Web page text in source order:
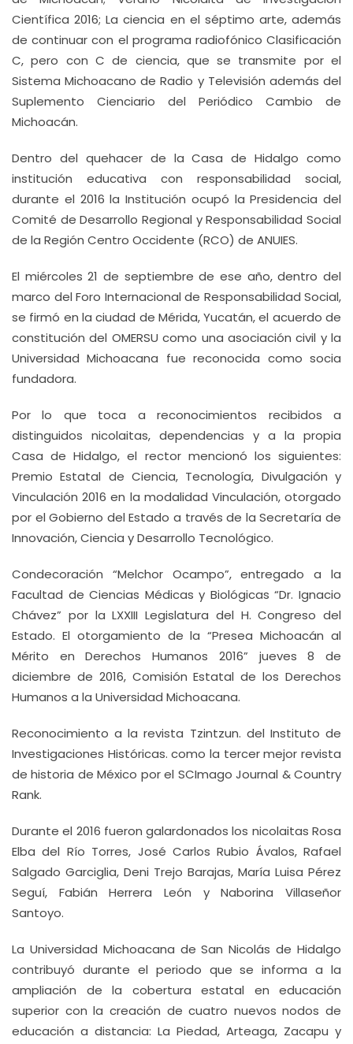
Científica 2016; La ciencia en el séptimo arte, además
de continuar con el programa radiofónico Clasificación
C, pero con C de ciencia, que se transmite por el
Sistema Michoacano de Radio y Televisión además del
Suplemento Cienciario del Periódico Cambio de
Michoacán.
Dentro del quehacer de la Casa de Hidalgo como
institución educativa con responsabilidad social,
durante el 2016 la Institución ocupó la Presidencia del
Comité de Desarrollo Regional y Responsabilidad Social
de la Región Centro Occidente (RCO) de ANUIES.
El miércoles 21 de septiembre de ese año, dentro del
marco del Foro Internacional de Responsabilidad Social,
se firmó en la ciudad de Mérida, Yucatán, el acuerdo de
constitución del OMERSU como una asociación civil y la
Universidad Michoacana fue reconocida como socia
fundadora.
Por lo que toca a reconocimientos recibidos a
distinguidos nicolaitas, dependencias y a la propia
Casa de Hidalgo, el rector mencionó los siguientes:
Premio Estatal de Ciencia, Tecnología, Divulgación y
Vinculación 2016 en la modalidad Vinculación, otorgado
por el Gobierno del Estado a través de la Secretaría de
Innovación, Ciencia y Desarrollo Tecnológico.
Condecoración “Melchor Ocampo”, entregado a la
Facultad de Ciencias Médicas y Biológicas “Dr. Ignacio
Chávez” por la LXXIII Legislatura del H. Congreso del
Estado. El otorgamiento de la “Presea Michoacán al
Mérito en Derechos Humanos 2016” jueves 8 de
diciembre de 2016, Comisión Estatal de los Derechos
Humanos a la Universidad Michoacana.
Reconocimiento a la revista Tzintzun. del Instituto de
Investigaciones Históricas. como la tercer mejor revista
de historia de México por el SCImago Journal & Country
Rank.
Durante el 2016 fueron galardonados los nicolaitas Rosa
Elba del Río Torres, José Carlos Rubio Ávalos, Rafael
Salgado Garciglia, Deni Trejo Barajas, María Luisa Pérez
Seguí, Fabián Herrera León y Naborina Villaseñor
Santoyo.
La Universidad Michoacana de San Nicolás de Hidalgo
contribuyó durante el periodo que se informa a la
ampliación de la cobertura estatal en educación
superior con la creación de cuatro nuevos nodos de
educación a distancia: La Piedad, Arteaga, Zacapu y